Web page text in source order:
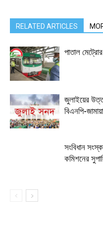
RELATED ARTICLES
পাতাল
জুলাইয়ের
বিএনপি-
সংবিধান
কমিশনের